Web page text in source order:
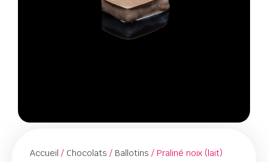
Accueil / Chocolats / Ballotins / Praliné noix (lait)